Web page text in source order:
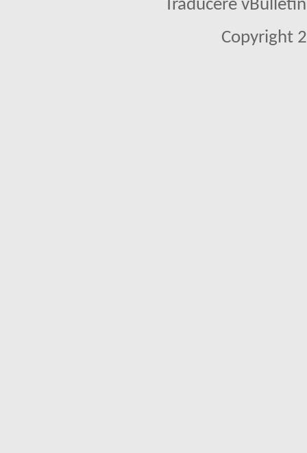
Traducere
Copyright